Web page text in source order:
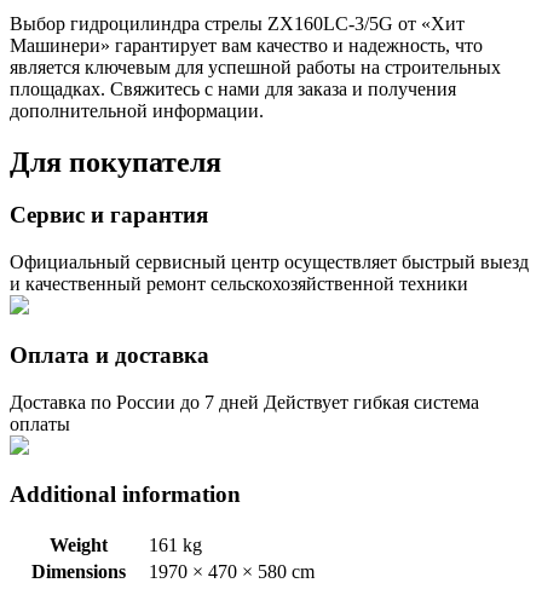
Выбор гидроцилиндра стрелы ZX160LC-3/5G от «Хит
Машинери» гарантирует вам качество и надежность, что
является ключевым для успешной работы на строительных
площадках. Свяжитесь с нами для заказа и получения
дополнительной информации.
Для покупателя
Сервис и гарантия
Официальный сервисный центр осуществляет быстрый выезд
и качественный ремонт сельскохозяйственной техники
Оплата и доставка
Доставка по России до 7 дней Действует гибкая система
оплаты
Additional information
Weight
161 kg
Dimensions
1970 × 470 × 580 cm